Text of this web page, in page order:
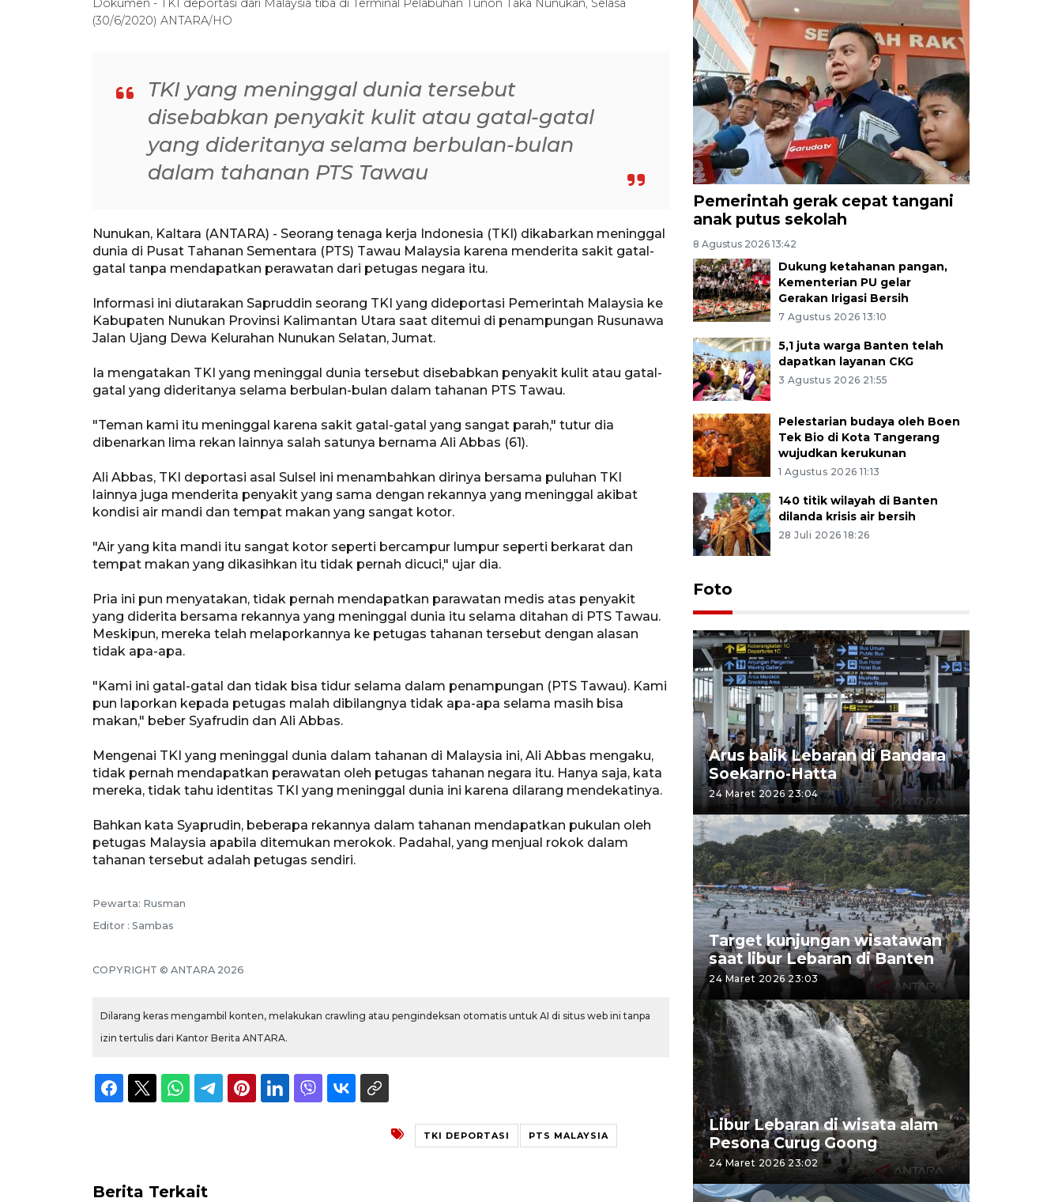
Dokumen - TKI deportasi dari Malaysia tiba di Terminal Pelabuhan Tunon Taka Nunukan, Selasa
(30/6/2020) ANTARA/HO
TKI yang meninggal dunia tersebut
disebabkan penyakit kulit atau gatal-gatal
yang dideritanya selama berbulan-bulan
dalam tahanan PTS Tawau
Nunukan, Kaltara (ANTARA) - Seorang tenaga kerja Indonesia (TKI) dikabarkan meninggal
dunia di Pusat Tahanan Sementara (PTS) Tawau Malaysia karena menderita sakit gatal-
gatal tanpa mendapatkan perawatan dari petugas negara itu.
Informasi ini diutarakan Sapruddin seorang TKI yang dideportasi Pemerintah Malaysia ke
Kabupaten Nunukan Provinsi Kalimantan Utara saat ditemui di penampungan Rusunawa
Jalan Ujang Dewa Kelurahan Nunukan Selatan, Jumat.
Ia mengatakan TKI yang meninggal dunia tersebut disebabkan penyakit kulit atau gatal-
gatal yang dideritanya selama berbulan-bulan dalam tahanan PTS Tawau.
"Teman kami itu meninggal karena sakit gatal-gatal yang sangat parah," tutur dia
dibenarkan lima rekan lainnya salah satunya bernama Ali Abbas (61).
Ali Abbas, TKI deportasi asal Sulsel ini menambahkan dirinya bersama puluhan TKI
lainnya juga menderita penyakit yang sama dengan rekannya yang meninggal akibat
kondisi air mandi dan tempat makan yang sangat kotor.
"Air yang kita mandi itu sangat kotor seperti bercampur lumpur seperti berkarat dan
tempat makan yang dikasihkan itu tidak pernah dicuci," ujar dia.
Pria ini pun menyatakan, tidak pernah mendapatkan parawatan medis atas penyakit
yang diderita bersama rekannya yang meninggal dunia itu selama ditahan di PTS Tawau.
Meskipun, mereka telah melaporkannya ke petugas tahanan tersebut dengan alasan
tidak apa-apa.
"Kami ini gatal-gatal dan tidak bisa tidur selama dalam penampungan (PTS Tawau). Kami
pun laporkan kepada petugas malah dibilangnya tidak apa-apa selama masih bisa
makan," beber Syafrudin dan Ali Abbas.
Mengenai TKI yang meninggal dunia dalam tahanan di Malaysia ini, Ali Abbas mengaku,
tidak pernah mendapatkan perawatan oleh petugas tahanan negara itu. Hanya saja, kata
mereka, tidak tahu identitas TKI yang meninggal dunia ini karena dilarang mendekatinya.
Bahkan kata Syaprudin, beberapa rekannya dalam tahanan mendapatkan pukulan oleh
petugas Malaysia apabila ditemukan merokok. Padahal, yang menjual rokok dalam
tahanan tersebut adalah petugas sendiri.
Pewarta: Rusman
Editor : Sambas
COPYRIGHT © ANTARA 2026
Dilarang keras mengambil konten, melakukan crawling atau pengindeksan otomatis untuk AI di situs web ini tanpa
izin tertulis dari Kantor Berita ANTARA.
TKI DEPORTASI PTS MALAYSIA
Berita Terkait
Pemerintah gerak cepat tangani
anak putus sekolah
8 Agustus 2026 13:42
Dukung ketahanan pangan,
Kementerian PU gelar
Gerakan Irigasi Bersih
7 Agustus 2026 13:10
5,1 juta warga Banten telah
dapatkan layanan CKG
3 Agustus 2026 21:55
Pelestarian budaya oleh Boen
Tek Bio di Kota Tangerang
wujudkan kerukunan
1 Agustus 2026 11:13
140 titik wilayah di Banten
dilanda krisis air bersih
28 Juli 2026 18:26
Foto
Arus balik Lebaran di Bandara
Soekarno-Hatta
24 Maret 2026 23:04
Target kunjungan wisatawan
saat libur Lebaran di Banten
24 Maret 2026 23:03
Libur Lebaran di wisata alam
Pesona Curug Goong
24 Maret 2026 23:02